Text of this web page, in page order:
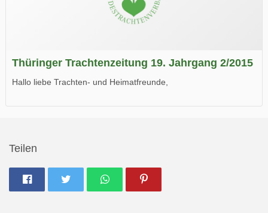
Thüringer Trachtenzeitung 19. Jahrgang 2/2015
Hallo liebe Trachten- und Heimatfreunde,
Teilen